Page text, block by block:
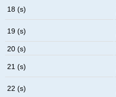
18 (s)
19 (s)
20 (s)
21 (s)
22 (s)